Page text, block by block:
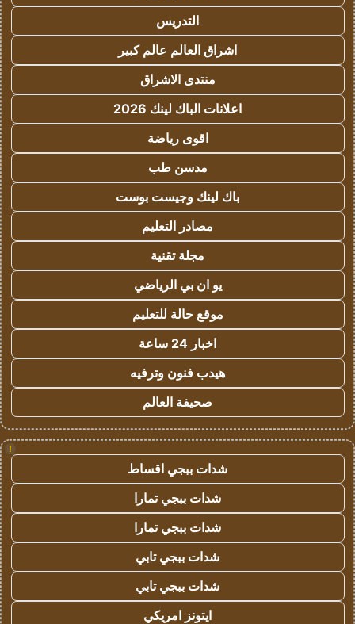
التدريس
اشراق العالم عالم كبير
منتدى الاشراق
اعلانات الباك لينك 2026
اقوى رياضة
مدسن طب
باك لينك وجيست بوست
مصادر التعليم
مجلة تقنية
يو ان بي الرياضي
موقع حالة للتعليم
اخبار 24 ساعة
هيدب فنون وترفيه
صحيفة العالم
!
شدات ببجي اقساط
شدات ببجي تمارا
شدات ببجي تمارا
شدات ببجي تابي
شدات ببجي تابي
ايتونز امريكي